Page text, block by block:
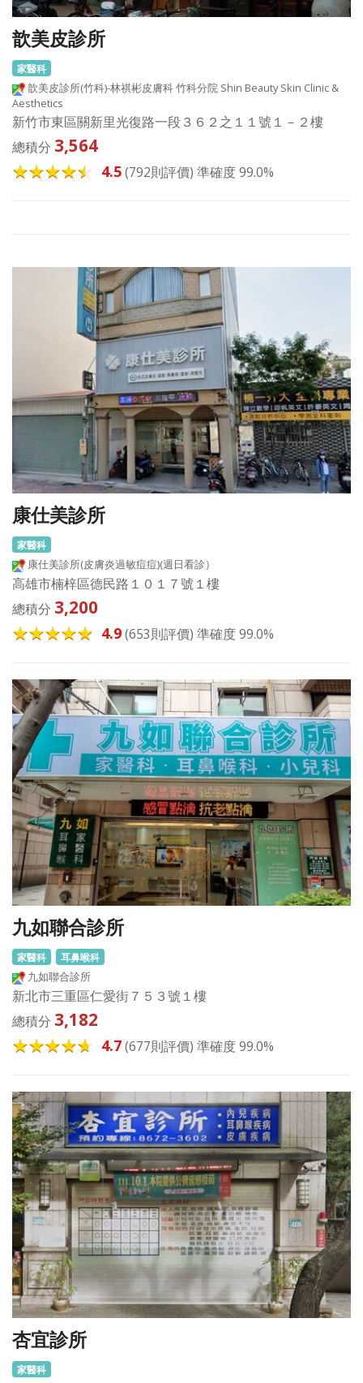
歆美皮診所
家醫科
歆美皮診所(竹科)-林祺彬皮膚科 竹科分院 Shin Beauty Skin Clinic &
Aesthetics
新竹市東區關新里光復路一段３６２之１１號１－２樓
總積分 3,564
4.5(792則評價) 準確度 99.0%
康仕美診所
家醫科
康仕美診所(皮膚炎過敏痘痘)(週日看診）
高雄市楠梓區德民路１０１７號１樓
總積分 3,200
4.9(653則評價) 準確度 99.0%
九如聯合診所
家醫科 耳鼻喉科
九如聯合診所
新北市三重區仁愛街７５３號１樓
總積分 3,182
4.7(677則評價) 準確度 99.0%
杏宜診所
家醫科